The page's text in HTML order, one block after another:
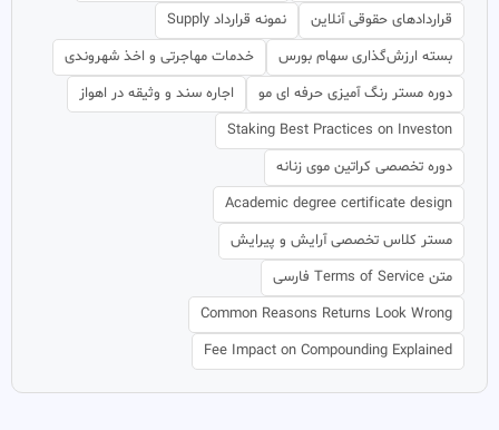
قراردادهای حقوقی آنلاین
نمونه قرارداد Supply
بسته ارزش‌گذاری سهام بورس
خدمات مهاجرتی و اخذ شهروندی
دوره مستر رنگ آمیزی حرفه ای مو
اجاره سند و وثیقه در اهواز
Staking Best Practices on Investon
دوره تخصصی کراتین موی زنانه
Academic degree certificate design
مستر کلاس تخصصی آرایش و پیرایش
متن Terms of Service فارسی
Common Reasons Returns Look Wrong
Fee Impact on Compounding Explained